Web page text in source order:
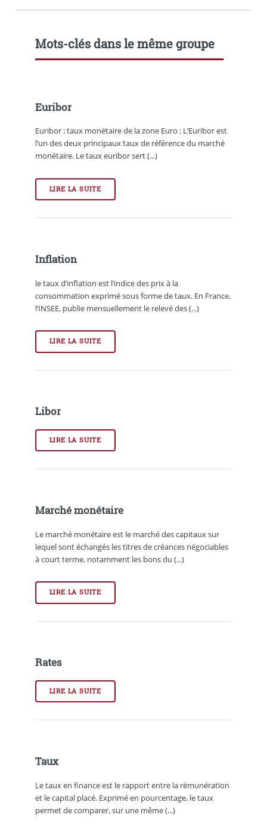
Mots-clés dans le même groupe
Euribor
Euribor : taux monétaire de la zone Euro : L’Euribor est
l’un des deux principaux taux de référence du marché
monétaire. Le taux euribor sert (...)
LIRE LA SUITE
Inflation
le taux d’inflation est l’indice des prix à la
consommation exprimé sous forme de taux. En France,
l’INSEE, publie mensuellement le relevé des (...)
LIRE LA SUITE
Libor
LIRE LA SUITE
Marché monétaire
Le marché monétaire est le marché des capitaux sur
lequel sont échangés les titres de créances négociables
à court terme, notamment les bons du (...)
LIRE LA SUITE
Rates
LIRE LA SUITE
Taux
Le taux en finance est le rapport entre la rémunération
et le capital placé. Exprimé en pourcentage, le taux
permet de comparer, sur une même (...)